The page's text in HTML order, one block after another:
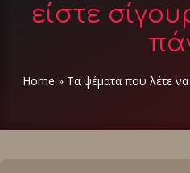
είστε
Home » Τα ψέματα που λέτε να